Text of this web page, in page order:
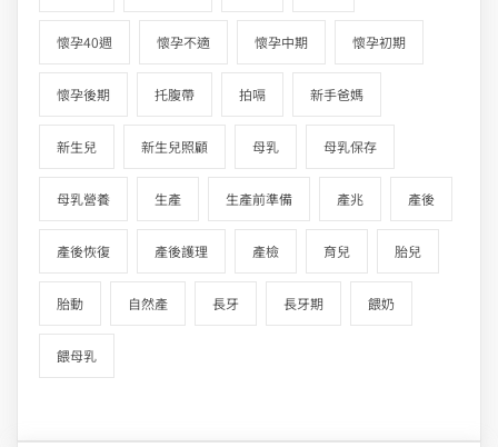
懷孕40週 懷孕不適 懷孕中期 懷孕初期
懷孕後期 托腹帶 拍嗝 新手爸媽
新生兒 新生兒照顧 母乳 母乳保存
母乳營養 生產 生產前準備 產兆 產後
產後恢復 產後護理 產檢 育兒 胎兒
胎動 自然產 長牙 長牙期 餵奶
餵母乳